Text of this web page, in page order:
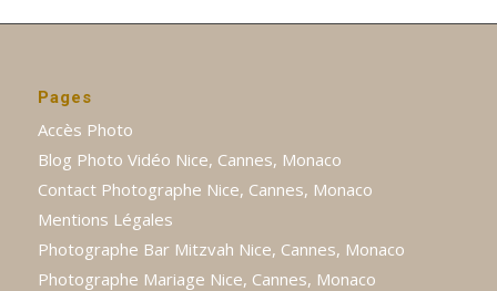
Pages
Accès Photo
Blog Photo Vidéo Nice, Cannes, Monaco
Contact Photographe Nice, Cannes, Monaco
Mentions Légales
Photographe Bar Mitzvah Nice, Cannes, Monaco
Photographe Mariage Nice, Cannes, Monaco